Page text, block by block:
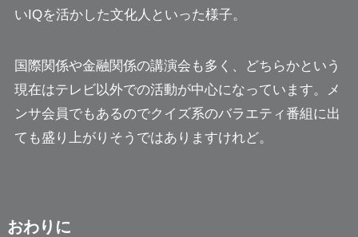
いIQを活かした文化人といった様子。
国際関係や金融関係の講演会も多く、どちらかという
現在はテレビ以外での活動が中心になっています。
メ
ンサ会員でもあるのでクイズ系のバラエティ番組に出
ても盛り上がりそうではありますけれど。
おわりに